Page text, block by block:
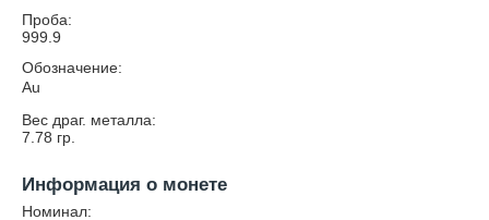
Проба:
999.9
Обозначение:
Au
Вес драг. металла:
7.78 гр.
Информация о монете
Номинал: